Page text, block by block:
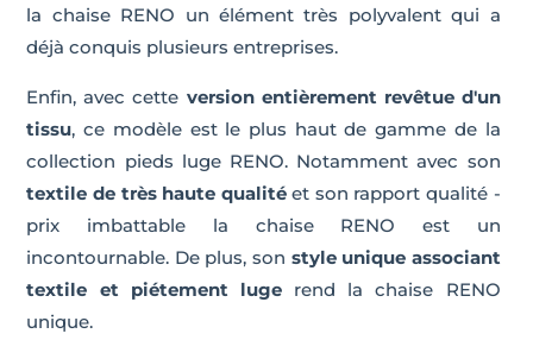
la chaise RENO un élément très polyvalent qui a
déjà conquis plusieurs entreprises.
Enfin, avec cette version entièrement revêtue d'un
tissu, ce modèle est le plus haut de gamme de la
collection pieds luge RENO. Notamment avec son
textile de très haute qualitéet son rapport qualité -
prix imbattable la chaise RENO est un
incontournable. De plus, son style unique associant
textile et piétement lugerend la chaise RENO
unique.